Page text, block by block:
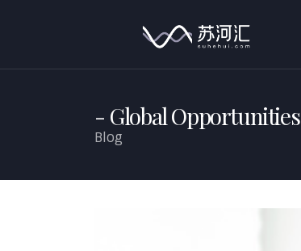
Global Opportunities
Blog